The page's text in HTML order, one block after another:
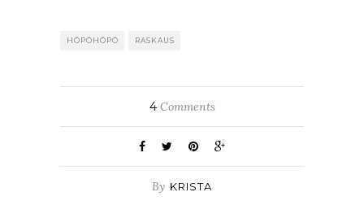
HÖPÖHÖPÖ RASKAUS
4Comments
By KRISTA